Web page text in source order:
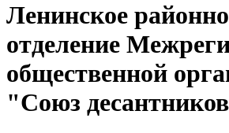
Ленинское
отделение
общественной
"Союз